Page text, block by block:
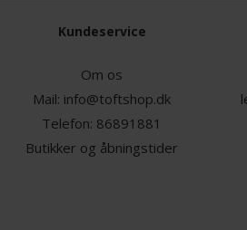
Kundeservice
Om os
Mail: info@toftshop.dk
Telefon: 86891881
Butikker og åbningstider